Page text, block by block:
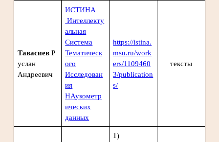
Тавасиев Р
услан
Андреевич
ИСТИНА
Интеллекту
альная
Система
Тематическ
ого
Исследован
ия
НАукометр
ических
данных
https://istina.
msu.ru/work
ers/1109460
3/publication
s/
тексты
1)